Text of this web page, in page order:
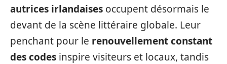
autrices irlandaises occupent désormais le
devant de la scène littéraire globale. Leur
penchant pour le renouvellement constant
des codes inspire visiteurs et locaux, tandis